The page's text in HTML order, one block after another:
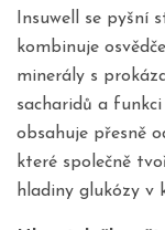
Insuwell se pyšní
kombinuje
minerály s
sacharidů a
obsahuje přesně
které společně
hladiny glukózy v